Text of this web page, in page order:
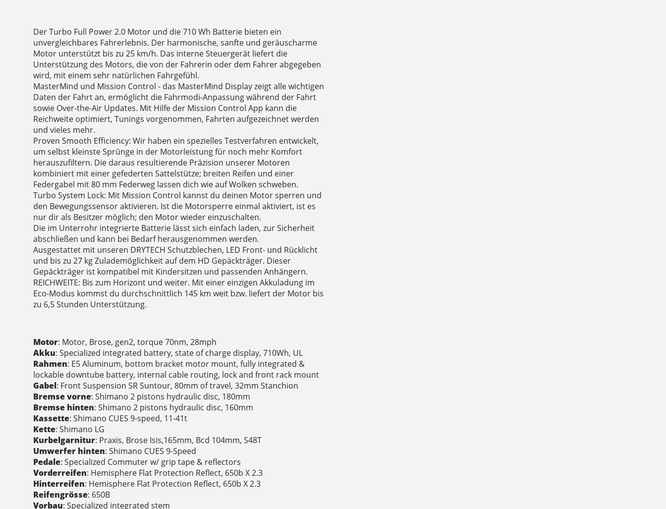
Der Turbo Full Power 2.0 Motor und die 710 Wh Batterie bieten ein
unvergleichbares Fahrerlebnis. Der harmonische, sanfte und geräuscharme
Motor unterstützt bis zu 25 km/h. Das interne Steuergerät liefert die
Unterstützung des Motors, die von der Fahrerin oder dem Fahrer abgegeben
wird, mit einem sehr natürlichen Fahrgefühl.
MasterMind und Mission Control - das MasterMind Display zeigt alle wichtigen
Daten der Fahrt an, ermöglicht die Fahrmodi-Anpassung während der Fahrt
sowie Over-the-Air Updates. Mit Hilfe der Mission Control App kann die
Reichweite optimiert, Tunings vorgenommen, Fahrten aufgezeichnet werden
und vieles mehr.
Proven Smooth Efficiency: Wir haben ein spezielles Testverfahren entwickelt,
um selbst kleinste Sprünge in der Motorleistung für noch mehr Komfort
herauszufiltern. Die daraus resultierende Präzision unserer Motoren
kombiniert mit einer gefederten Sattelstütze; breiten Reifen und einer
Federgabel mit 80 mm Federweg lassen dich wie auf Wolken schweben.
Turbo System Lock: Mit Mission Control kannst du deinen Motor sperren und
den Bewegungssensor aktivieren. Ist die Motorsperre einmal aktiviert, ist es
nur dir als Besitzer möglich; den Motor wieder einzuschalten.
Die im Unterrohr integrierte Batterie lässt sich einfach laden, zur Sicherheit
abschließen und kann bei Bedarf herausgenommen werden.
Ausgestattet mit unseren DRYTECH Schutzblechen, LED Front- und Rücklicht
und bis zu 27 kg Zulademöglichkeit auf dem HD Gepäckträger. Dieser
Gepäckträger ist kompatibel mit Kindersitzen und passenden Anhängern.
REICHWEITE: Bis zum Horizont und weiter. Mit einer einzigen Akkuladung im
Eco-Modus kommst du durchschnittlich 145 km weit bzw. liefert der Motor bis
zu 6,5 Stunden Unterstützung.
Motor: Motor, Brose, gen2, torque 70nm, 28mph
Akku: Specialized integrated battery, state of charge display, 710Wh, UL
Rahmen: E5 Aluminum, bottom bracket motor mount, fully integrated &
lockable downtube battery, internal cable routing, lock and front rack mount
Gabel: Front Suspension SR Suntour, 80mm of travel, 32mm Stanchion
Bremse vorne: Shimano 2 pistons hydraulic disc, 180mm
Bremse hinten: Shimano 2 pistons hydraulic disc, 160mm
Kassette: Shimano CUES 9-speed, 11-41t
Kette: Shimano LG
Kurbelgarnitur: Praxis, Brose Isis,165mm, Bcd 104mm, S48T
Umwerfer hinten: Shimano CUES 9-Speed
Pedale: Specialized Commuter w/ grip tape & reflectors
Vorderreifen: Hemisphere Flat Protection Reflect, 650b X 2.3
Hinterreifen: Hemisphere Flat Protection Reflect, 650b X 2.3
Reifengrösse: 650B
Vorbau: Specialized integrated stem